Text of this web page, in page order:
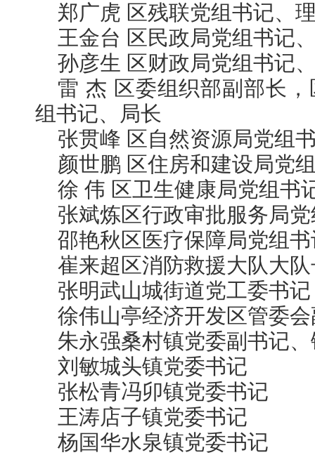
郑广虎 区残联党组书记、
王金台 区民政局党组书记
孙彦生 区财政局党组书记
雷 杰 区委组织部副部长
组书记、局长
张贯峰 区自然资源局党组
颜世鹏 区住房和建设局党
徐 伟 区卫生健康局党组书
张斌炼区行政审批服务局
邵艳秋区医疗保障局党组
崔来超区消防救援大队大
张明武山城街道党工委书记
徐伟山亭经济开发区管委
朱永强桑村镇党委副书记
刘敏城头镇党委书记
张松青冯卯镇党委书记
王涛店子镇党委书记
杨国华水泉镇党委书记